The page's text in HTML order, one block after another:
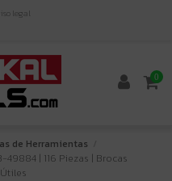
legal
0
de Herramientas
| 116 Piezas | Brocas